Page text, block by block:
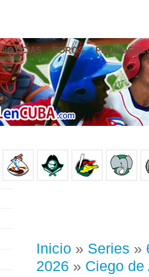
NOTICIAS FOROS
Inicio » Series »
2026 » Ciego de